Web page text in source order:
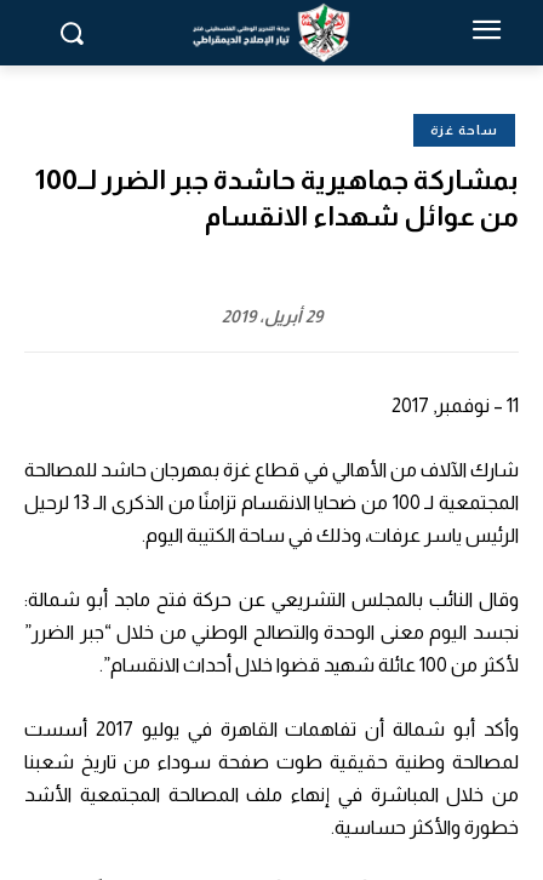
ساحة غزة
بمشاركة جماهيرية حاشدة جبر الضرر لــ100
من عوائل شهداء الانقسام
29 أبريل، 2019
11 – نوفمبر, 2017
شارك الآلاف من الأهالي في قطاع غزة بمهرجان حاشد للمصالحة
المجتمعية لـ 100 من ضحايا الانقسام تزامنًا من الذكرى الـ 13 لرحيل
الرئيس ياسر عرفات، وذلك في ساحة الكتيبة اليوم.
وقال النائب بالمجلس التشريعي عن حركة فتح ماجد أبو شمالة:
نجسد اليوم معنى الوحدة والتصالح الوطني من خلال “جبر الضرر”
لأكثر من 100 عائلة شهيد قضوا خلال أحداث الانقسام”.
وأكد أبو شمالة أن تفاهمات القاهرة في يوليو 2017 أسست
لمصالحة وطنية حقيقية طوت صفحة سوداء من تاريخ شعبنا
من خلال المباشرة في إنهاء ملف المصالحة المجتمعية الأشد
خطورة والأكثر حساسية.